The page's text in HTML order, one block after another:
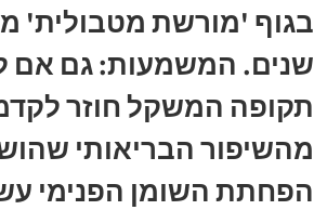
בגוף 'מורשת מטבולית'
שנים. המשמעות: גם אם
תקופה המשקל חוזר
מהשיפור הבריאותי
הפחתת השומן הפנימי